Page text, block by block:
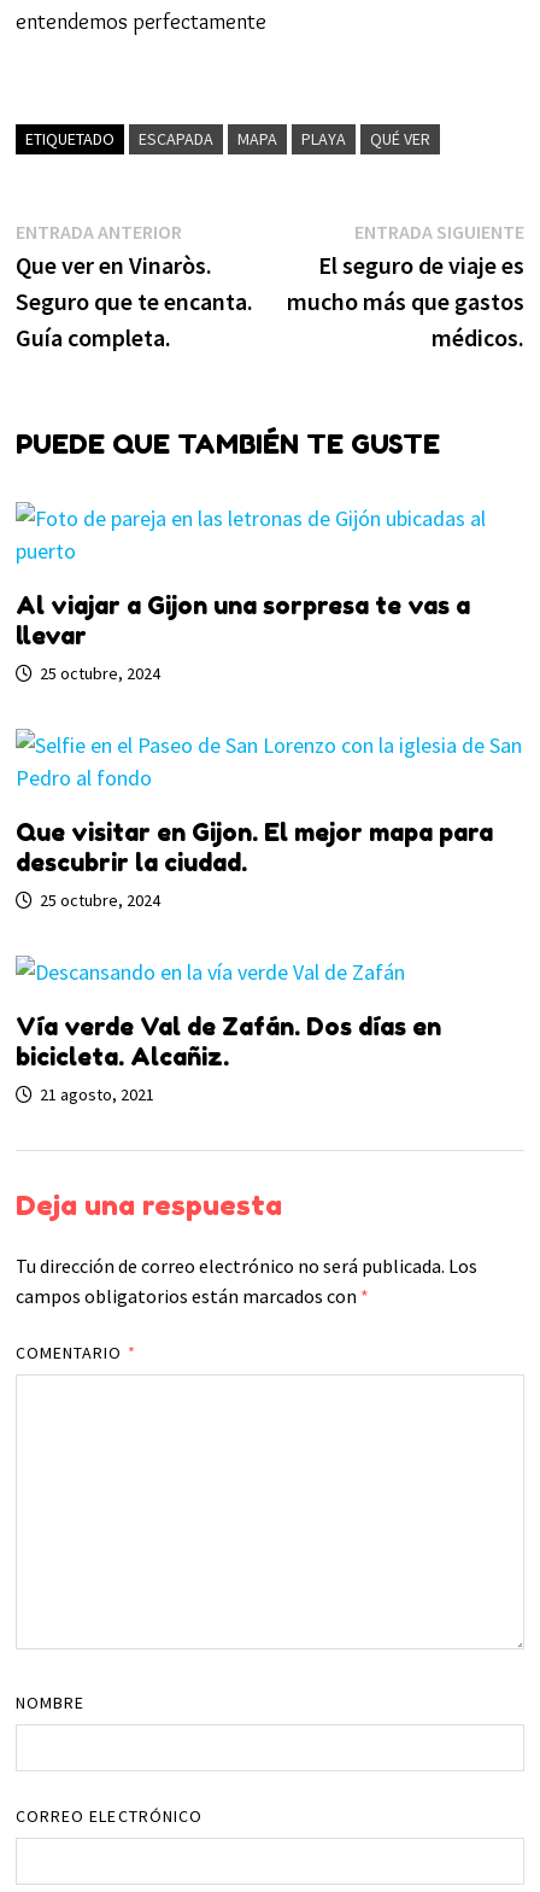
entendemos perfectamente
ETIQUETADO ESCAPADA MAPA PLAYA QUÉ VER
Navegación
de
entradas
ENTRADA ANTERIOREntrada
anterior:
Que ver en Vinaròs.
Seguro que te encanta.
Guía completa.
ENTRADA SIGUIENTE
El seguro de viaje es
mucho más que gastos
médicos.
PUEDE QUE TAMBIÉN TE GUSTE
Al viajar a Gijon una sorpresa te vas a
llevar
25 octubre, 2024
Que visitar en Gijon. El mejor mapa para
descubrir la ciudad.
25 octubre, 2024
Vía verde Val de Zafán. Dos días en
bicicleta. Alcañiz.
21 agosto, 2021
Deja una respuesta
Tu dirección de correo electrónico no será publicada. Los
campos obligatorios están marcados con *
COMENTARIO *
NOMBRE
CORREO ELECTRÓNICO